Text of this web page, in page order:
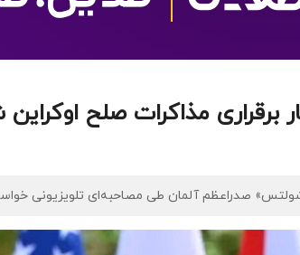
برقراری مذاکرات صلح
صدراعظم آلمان طی مصاحبه‌ای تلویزیونی